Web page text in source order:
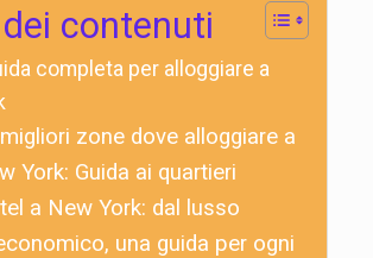
contenuti
completa per alloggiare a
zone dove alloggiare a
York: Guida ai quartieri
a New York: dal lusso
una guida per ogni